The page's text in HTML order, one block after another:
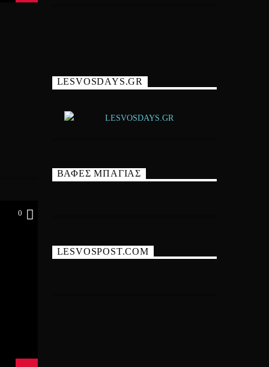
0
LESVOSDAYS.GR
ΒΑΦΕΣ ΜΠΑΓΙΑΣ
LESVOSPOST.COM